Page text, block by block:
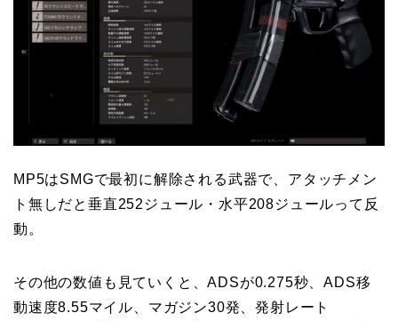
MP5はSMGで最初に解除される武器で、アタッチメン
ト無しだと垂直252ジュール・水平208ジュールって反
動。
その他の数値も見ていくと、ADSが0.275秒、ADS移
動速度8.55マイル、マガジン30発、発射レート